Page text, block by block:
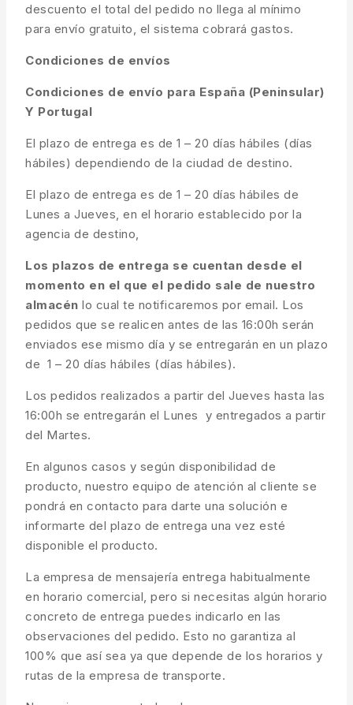
descuento el total del pedido no llega al mínimo
para envío gratuito, el sistema cobrará gastos.
Condiciones de envíos
Condiciones de envío para España (Peninsular)
Y Portugal
El plazo de entrega es de 1 – 20 días hábiles (días
hábiles) dependiendo de la ciudad de destino.
El plazo de entrega es de 1 – 20 días hábiles de
Lunes a Jueves, en el horario establecido por la
agencia de destino,
Los plazos de entrega se cuentan desde el
momento en el que el pedido sale de nuestro
almacén lo cual te notificaremos por email. Los
pedidos que se realicen antes de las 16:00h serán
enviados ese mismo día y se entregarán en un plazo
de 1 – 20 días hábiles (días hábiles).
Los pedidos realizados a partir del Jueves hasta las
16:00h se entregarán el Lunes y entregados a partir
del Martes.
En algunos casos y según disponibilidad de
producto, nuestro equipo de atención al cliente se
pondrá en contacto para darte una solución e
informarte del plazo de entrega una vez esté
disponible el producto.
La empresa de mensajería entrega habitualmente
en horario comercial, pero si necesitas algún horario
concreto de entrega puedes indicarlo en las
observaciones del pedido. Esto no garantiza al
100% que así sea ya que depende de los horarios y
rutas de la empresa de transporte.